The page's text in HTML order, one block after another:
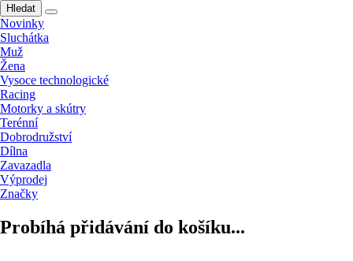
Hledat
Novinky
Sluchátka
Muž
Žena
Vysoce technologické
Racing
Motorky a skútry
Terénní
Dobrodružství
Dílna
Zavazadla
Výprodej
Značky
Probíhá přidávání do košíku...